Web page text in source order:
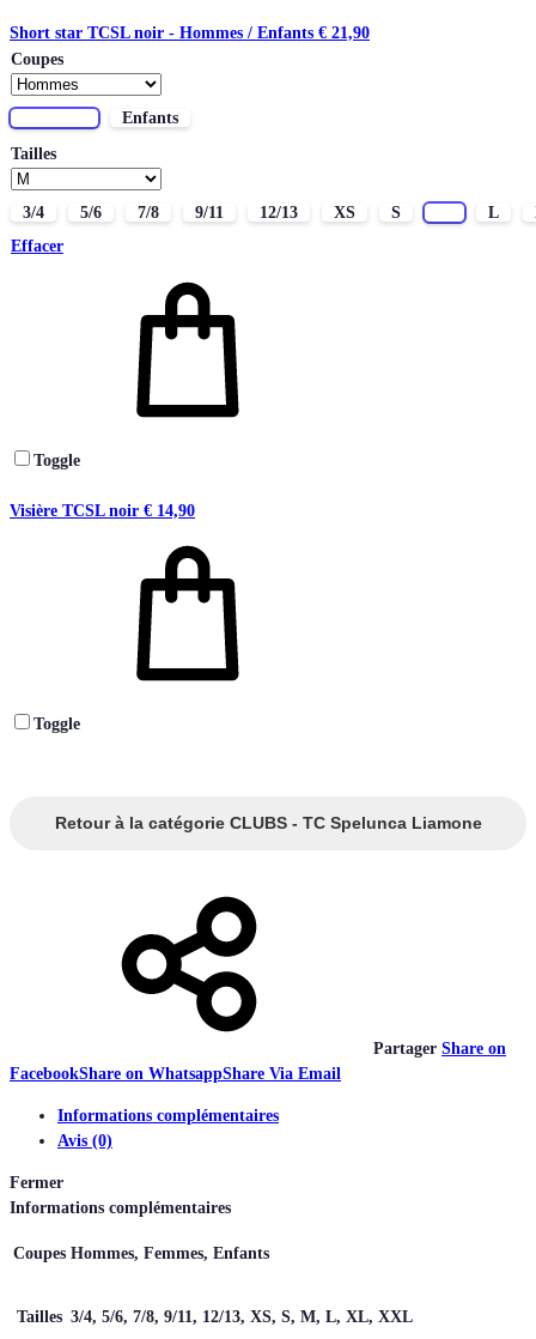
Short star TCSL noir - Hommes / Enfants € 21,90
Coupes
Enfants
Tailles
3/4 5/6 7/8 9/11 12/13 XS S L
Effacer
Toggle
Visière TCSL noir € 14,90
Toggle
Retour à la catégorie CLUBS - TC Spelunca Liamone
Partager Share on
FacebookShare on WhatsappShare Via Email
Informations complémentaires
Avis (0)
Fermer
Informations complémentaires
Coupes Hommes, Femmes, Enfants
Tailles 3/4, 5/6, 7/8, 9/11, 12/13, XS, S, M, L, XL, XXL